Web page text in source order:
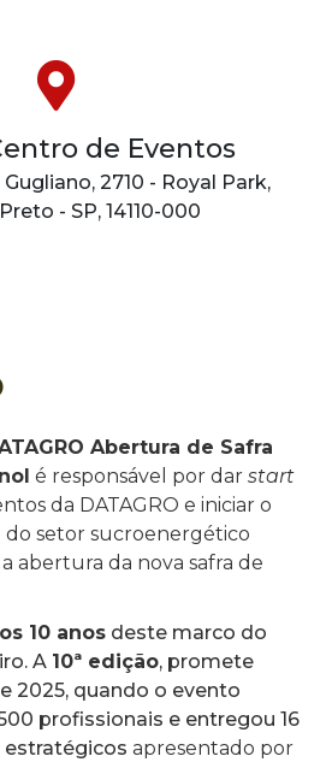
de Eventos
2710 - Royal Park,
- SP, 14110-000
Abertura de Safra
é responsável por dar start
da DATAGRO e iniciar o
setor sucroenergético
abertura da nova safra de
10 anos deste marco do
A 10ª edição, promete
2025, quando o evento
profissionais e entregou 16
estratégicos apresentado por